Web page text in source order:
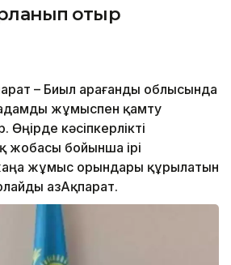
отыр
– Биыл Қарағанды облысында
жұмыспен қамту
кәсіпкерлікті
жобасы бойынша ірі
жұмыс орындары құрылатын
ҚазАқпарат.